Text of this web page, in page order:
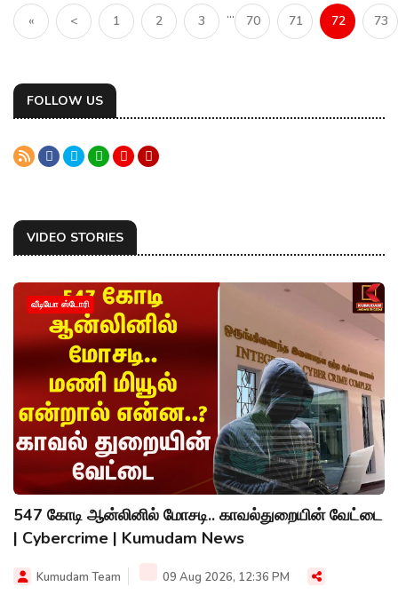
« < 1 2 3 ... 70 71 72 73
FOLLOW US
VIDEO STORIES
வீடியோ ஸ்டோரி
547 கோடி ஆன்லினில் மோசடி.. காவல்துறையின் வேட்டை
| Cybercrime | Kumudam News
Kumudam Team 09 Aug 2026, 12:36 PM